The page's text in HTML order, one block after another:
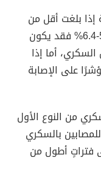
بلغت أقل من
5.7%، أمّا إذا تراوحت النتيجة ما بين 5.7-6.4% فقد يكون
أما إذا
مؤشرًا على الإصابة
من النوع الأول
يُجرى للمصابين بالسكري
فتراتٍ أطول من